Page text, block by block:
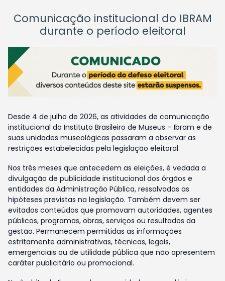
Comunicação institucional do IBRAM
durante o período eleitoral
Desde 4 de julho de 2026, as atividades de comunicação
institucional do Instituto Brasileiro de Museus – Ibram e de
suas unidades museológicas passaram a observar as
restrições estabelecidas pela legislação eleitoral.
Nos três meses que antecedem as eleições, é vedada a
divulgação de publicidade institucional dos órgãos e
entidades da Administração Pública, ressalvadas as
hipóteses previstas na legislação. Também devem ser
evitados conteúdos que promovam autoridades, agentes
públicos, programas, obras, serviços ou resultados da
gestão. Permanecem permitidas as informações
estritamente administrativas, técnicas, legais,
emergenciais ou de utilidade pública que não apresentem
caráter publicitário ou promocional.